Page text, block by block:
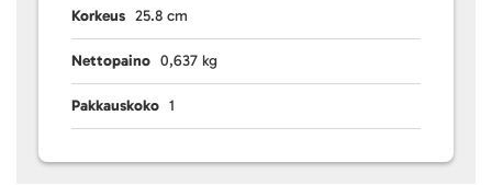
Korkeus 25.8 cm
Nettopaino 0,637 kg
Pakkauskoko 1